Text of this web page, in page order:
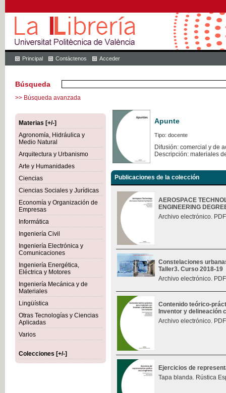
Principal Contáctenos Acceder
Búsqueda
>> Búsqueda avanzada
Materias [+/-]
Agronomía, Hidráulica y
Medio Natural
Arquitectura y Urbanismo
Arte y Humanidades
Ciencias
Ciencias Sociales y Jurídicas
Economía y Organización de
Empresas
Informática
Ingeniería Civil
Ingeniería Electrónica y
Comunicaciones
Ingeniería Energética,
Eléctrica y Motores
Ingeniería Mecánica y de
Materiales
Lingüística
Otras Tecnologías y Ciencias
Aplicadas
Varios
Colecciones [+/-]
Apunte
Tipo: docente
Difusión: comercial y de
Descripción: materiales
Publicaciones de la colección
AEROSPACE
ENGINEERING
Archivo electrónico.
Constelaciones
Taller3. Curso 2018-19
Archivo electrónico.
Contenido teórico-
Inventor y delineación
Archivo electrónico.
Ejercicios de
Tapa blanda. Rústica